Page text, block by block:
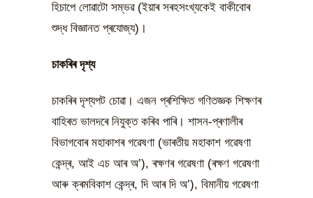
হিচাপে লোৱাটো সম্ভৱ (ইয়াৰ সৰহসংখ্যকেই বাকীবোৰ
শুদ্ধ বিজ্ঞানত প্ৰযোজ্য)।
চাকৰিৰ দৃশ্য
চাকৰিৰ দৃশ্যপট চোৱা। এজন প্ৰশিক্ষিত গণিতজ্ঞক শিক্ষণৰ
বাহিৰত ভালদৰে নিযুক্ত কৰিব পাৰি। শাসন-প্ৰণালীৰ
বিভাগবোৰ মহাকাশৰ গৱেষণা (ভাৰতীয় মহাকাশ গৱেষণা
কেন্দ্ৰ, আই এচ আৰ অ’), ৰক্ষণৰ গৱেষণা (ৰক্ষণ গৱেষণা
আৰু ক্ৰমবিকাশ কেন্দ্ৰ, দি আৰ দি অ’), বিমানীয় গৱেষণা